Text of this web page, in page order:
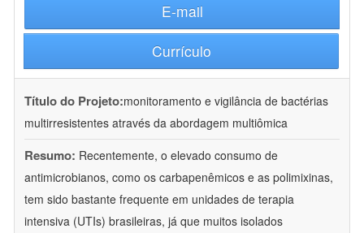
E-mail
Currículo
Título do Projeto:monitoramento e vigilância de bactérias
multirresistentes através da abordagem multiômica
Resumo: Recentemente, o elevado consumo de
antimicrobianos, como os carbapenêmicos e as polimixinas,
tem sido bastante frequente em unidades de terapia
intensiva (UTIs) brasileiras, já que muitos isolados